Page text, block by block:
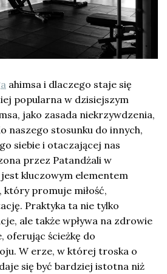
ahimsa i dlaczego staje się
popularna w dzisiejszym
jako zasada niekrzywdzenia,
naszego stosunku do innych,
siebie i otaczającej nas
przez Patandżali w
kluczowym elementem
promuje miłość,
Praktyka ta nie tylko
ale także wpływa na zdrowie
oferując ścieżkę do
W erze, w której troska o
się być bardziej istotna niż